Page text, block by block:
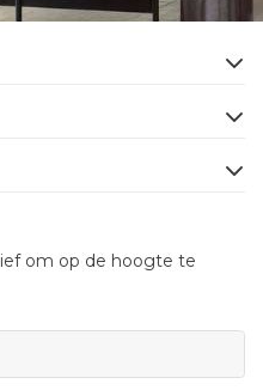
om op de hoogte te